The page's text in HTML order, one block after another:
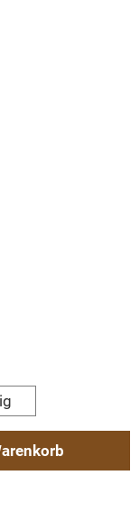
die Schaltflächen